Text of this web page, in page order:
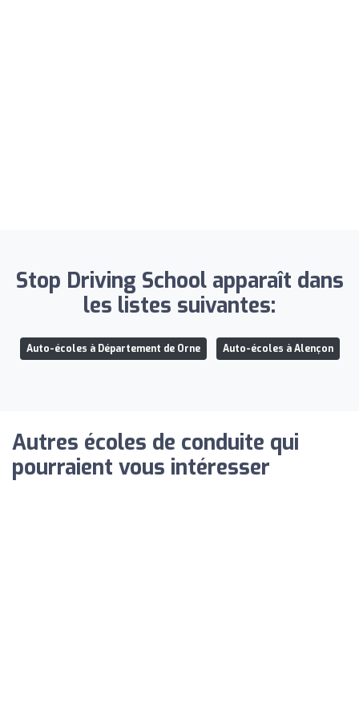
Stop Driving School apparaît dans
les listes suivantes:
Auto-écoles à Département de Orne Auto-écoles à Alençon
Autres écoles de conduite qui
pourraient vous intéresser